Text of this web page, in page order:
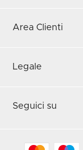
Area Clienti
Legale
Seguici su